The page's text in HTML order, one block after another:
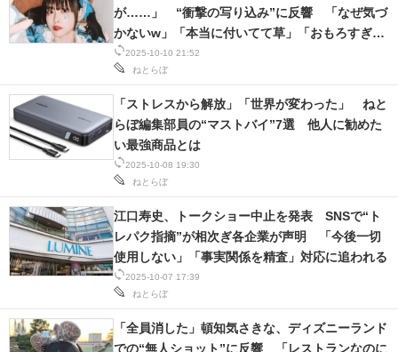
建設×テクノロジーの最前線
ちょっと気になるネットの話題
2025-10-10 21:52
ねとらぼ
が……」 “衝撃の写り込み”に反響 「なぜ気づ
かないw」「本当に付いてて草」「おもろすぎる
だろ」
2025-10-08 19:30
ねとらぼ
「ストレスから解放」「世界が変わった」 ねと
らぼ編集部員の“マストバイ”7選 他人に勧めた
い最強商品とは
2025-10-07 17:39
ねとらぼ
江口寿史、トークショー中止を発表 SNSで“ト
レパク指摘”が相次ぎ各企業が声明 「今後一切
使用しない」「事実関係を精査」対応に追われる
「全員消した」頓知気さきな、ディズニーランド
での“無人ショット”に反響 「レストランなのに